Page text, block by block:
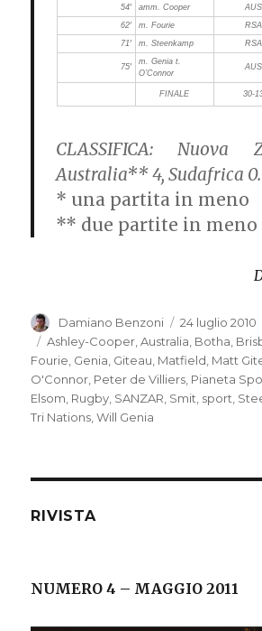
54′
amm. Cooper
AUS
62′
m. Fourie RSA
71′
m. Steenkamp RSA
75′
m. Genia t.
O’Connor
AUS
FINALE 30-
CLASSIFICA: Nuova
Australia** 4, Sudafrica 0.
* una partita in meno
** due partite in meno
Autore
Damiano Benzoni
Pubblicato
il
24 luglio 2010
Tag
Ashley-Cooper,Australia, Botha,
Fourie, Genia, Giteau, Matfield, Matt
O'Connor, Peter de Villiers, Pianeta
Elsom, Rugby, SANZAR, Smit, sport,
Tri Nations,Will Genia
RIVISTA
NUMERO 4 – MAGGIO 2011